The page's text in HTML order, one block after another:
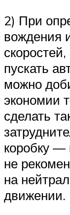
2) При
вождения
пускать
можно
экономии
сделать
коробку
не
на
движении.